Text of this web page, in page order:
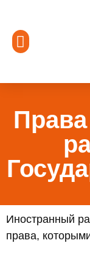
Иностранный
права,